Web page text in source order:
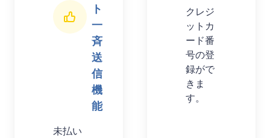
ト
一
斉
送
信
機
能
未払い
クレジ
ットカ
ード番
号の登
録がで
きま
す。